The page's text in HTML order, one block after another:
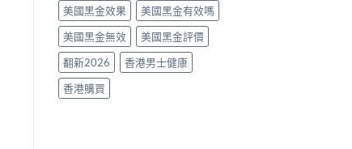
美國黑金效果
美國黑金有效嗎
美國黑金無效
美國黑金評價
翻新2026
香港男士健康
香港購買